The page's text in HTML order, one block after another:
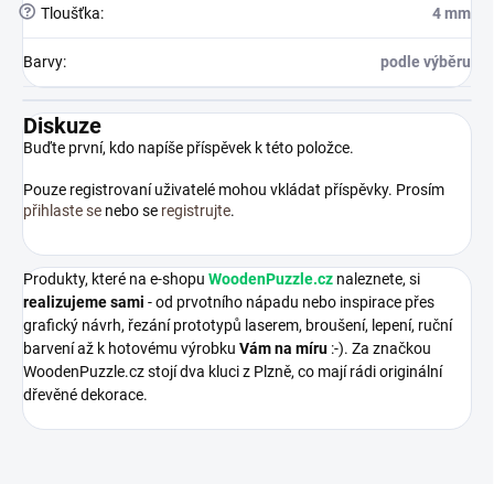
? Tloušťka: 4 mm
Barvy: podle výběru
Diskuze
Buďte první, kdo napíše příspěvek k této položce.
Pouze registrovaní uživatelé mohou vkládat příspěvky. Prosím
přihlaste se nebo se registrujte.
Produkty, které na e-shopu WoodenPuzzle.cz naleznete, si
realizujeme sami - od prvotního nápadu nebo inspirace přes
grafický návrh, řezání prototypů laserem, broušení, lepení, ruční
barvení až k hotovému výrobku Vám na míru :-). Za značkou
WoodenPuzzle.cz stojí dva kluci z Plzně, co mají rádi originální
dřevěné dekorace.